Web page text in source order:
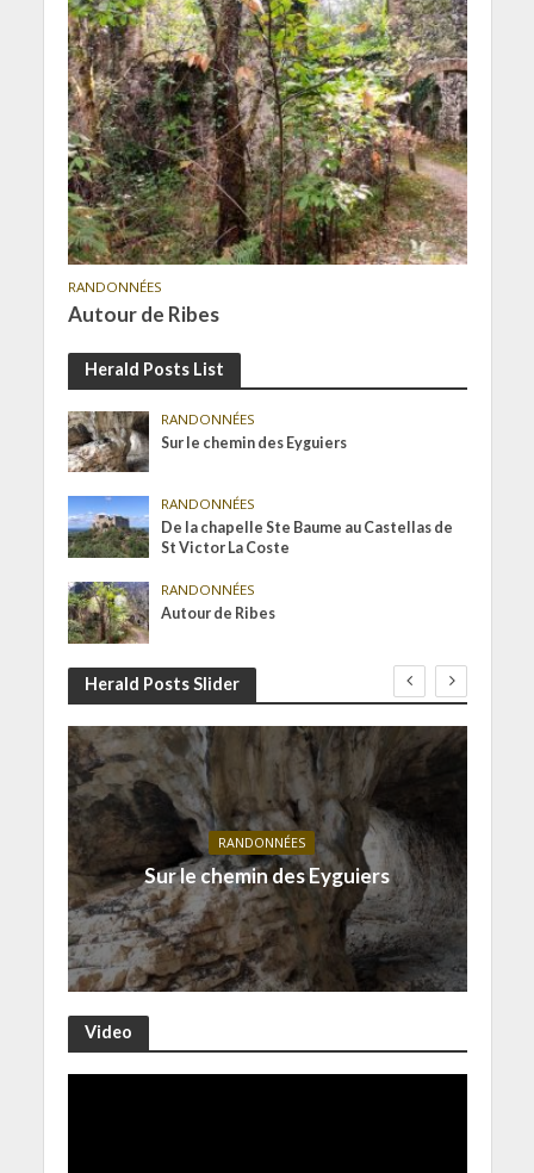
RANDONNÉES
Autour de Ribes
Herald Posts List
RANDONNÉES
Sur le chemin des Eyguiers
RANDONNÉES
De la chapelle Ste Baume au Castellas de
St Victor La Coste
RANDONNÉES
Autour de Ribes
Herald Posts Slider
RANDONNÉES
Sur le chemin des Eyguiers
Video